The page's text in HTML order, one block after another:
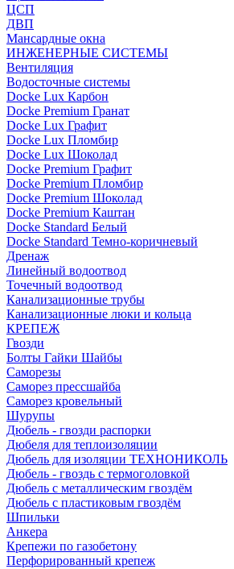
ЦСП
ДВП
Мансардные окна
ИНЖЕНЕРНЫЕ СИСТЕМЫ
Вентиляция
Водосточные системы
Docke Lux Карбон
Docke Premium Гранат
Docke Lux Графит
Docke Lux Пломбир
Docke Lux Шоколад
Docke Premium Графит
Docke Premium Пломбир
Docke Premium Шоколад
Docke Premium Каштан
Docke Standard Белый
Docke Standard Темно-коричневый
Дренаж
Линейный водоотвод
Точечный водоотвод
Канализационные трубы
Канализационные люки и кольца
КРЕПЕЖ
Гвозди
Болты Гайки Шайбы
Саморезы
Саморез прессшайба
Саморез кровельный
Шурупы
Дюбель - гвозди распорки
Дюбеля для теплоизоляции
Дюбель для изоляции ТЕХНОНИКОЛЬ
Дюбель - гвоздь с термоголовкой
Дюбель с металлическим гвоздём
Дюбель с пластиковым гвоздём
Шпильки
Анкера
Крепежи по газобетону
Перфорированный крепеж